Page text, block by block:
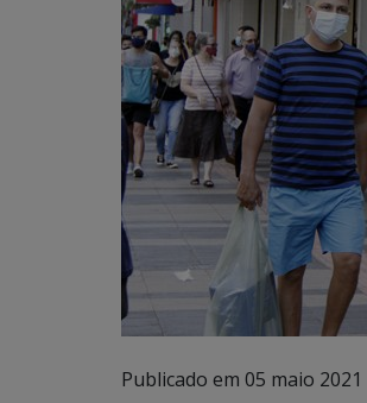
Publicado em 05 maio 2021